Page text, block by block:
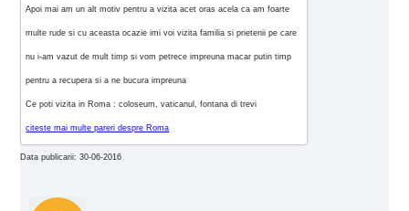
Apoi mai am un alt motiv pentru a vizita acet oras acela ca am foarte
multe rude si cu aceasta ocazie imi voi vizita familia si prietenii pe care
nu i-am vazut de mult timp si vom petrece impreuna macar putin timp
pentru a recupera si a ne bucura impreuna
Ce poti vizita in Roma : coloseum, vaticanul, fontana di trevi
citeste mai multe pareri despre Roma
Data publicarii: 30-06-2016